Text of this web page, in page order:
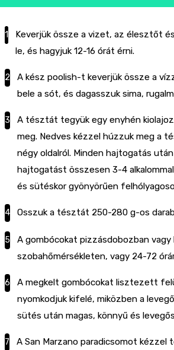
Keverjük össze a vizet, az élesztőt
le, és hagyjuk 12-16 órát érni.
A kész poolish-t keverjük össze a
bele a sót, és dagasszuk sima,
A tésztát tegyük egy enyhén
meg. Nedves kézzel húzzuk meg a
négy oldalról. Minden hajtogatás
hajtogatást összesen 3-4
és sütéskor gyönyörűen
Osszuk a tésztát 250-280 g-os
A gombócokat pizzásdobozban
szobahőmérsékleten, vagy 24-72
A megkelt gombócokat lisztezett
nyomkodjuk kifelé, miközben a
sütés után magas, könnyű és
A San Marzano paradicsomot kézzel